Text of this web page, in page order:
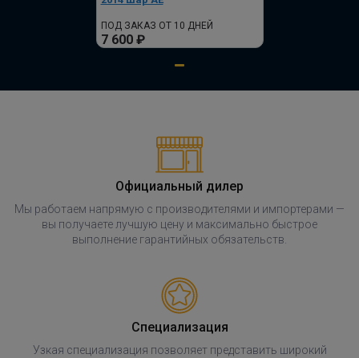
ПОД ЗАКАЗ ОТ 14 ДНЕЙ
по запросу
В корзину
ПОД ЗАКАЗ ОТ 10 ДНЕЙ
7 600 ₽
Официальный дилер
Мы работаем напрямую с производителями и импортерами —
вы получаете лучшую цену и максимально быстрое
выполнение гарантийных обязательств.
Специализация
Узкая специализация позволяет представить широкий